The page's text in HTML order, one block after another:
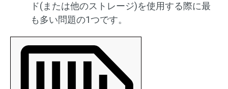
ド(または他のストレージ)を使用する際に最
も多い問題の1つです。